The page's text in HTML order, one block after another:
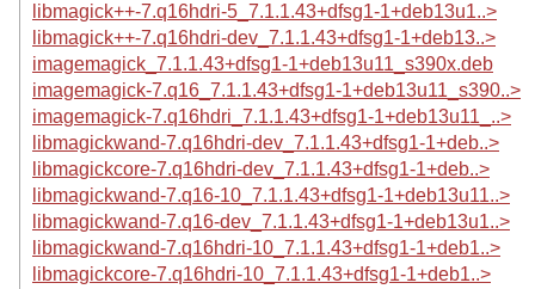
libmagick++-7.q16hdri-5_7.1.1.43+dfsg1-1+deb13u1..>
libmagick++-7.q16hdri-dev_7.1.1.43+dfsg1-1+deb13..>
imagemagick_7.1.1.43+dfsg1-1+deb13u11_s390x.deb
imagemagick-7.q16_7.1.1.43+dfsg1-1+deb13u11_s390..>
imagemagick-7.q16hdri_7.1.1.43+dfsg1-1+deb13u11_..>
libmagickwand-7.q16hdri-dev_7.1.1.43+dfsg1-1+deb..>
libmagickcore-7.q16hdri-dev_7.1.1.43+dfsg1-1+deb..>
libmagickwand-7.q16-10_7.1.1.43+dfsg1-1+deb13u11..>
libmagickwand-7.q16-dev_7.1.1.43+dfsg1-1+deb13u1..>
libmagickwand-7.q16hdri-10_7.1.1.43+dfsg1-1+deb1..>
libmagickcore-7.q16hdri-10_7.1.1.43+dfsg1-1+deb1..>